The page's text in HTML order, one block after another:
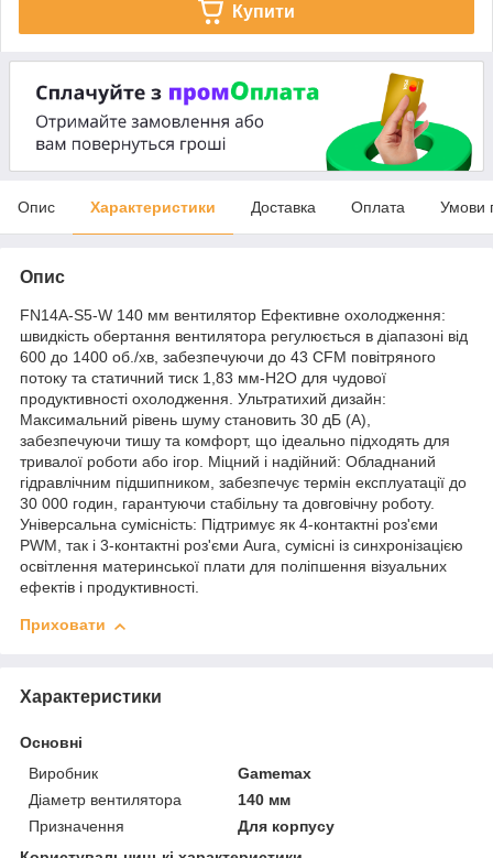
Купити
Опис Характеристики Доставка Оплата Умови
Опис
FN14A-S5-W 140 мм вентилятор Ефективне охолодження:
швидкість обертання вентилятора регулюється в діапазоні від
600 до 1400 об./хв, забезпечуючи до 43 CFM повітряного
потоку та статичний тиск 1,83 мм-H2O для чудової
продуктивності охолодження. Ультратихий дизайн:
Максимальний рівень шуму становить 30 дБ (A),
забезпечуючи тишу та комфорт, що ідеально підходять для
тривалої роботи або ігор. Міцний і надійний: Обладнаний
гідравлічним підшипником, забезпечує термін експлуатації до
30 000 годин, гарантуючи стабільну та довговічну роботу.
Універсальна сумісність: Підтримує як 4-контактні роз'єми
PWM, так і 3-контактні роз'єми Aura, сумісні із синхронізацією
освітлення материнської плати для поліпшення візуальних
ефектів і продуктивності.
Приховати
Характеристики
Основні
Виробник
Gamemax
Діаметр вентилятора
140 мм
Призначення
Для корпусу